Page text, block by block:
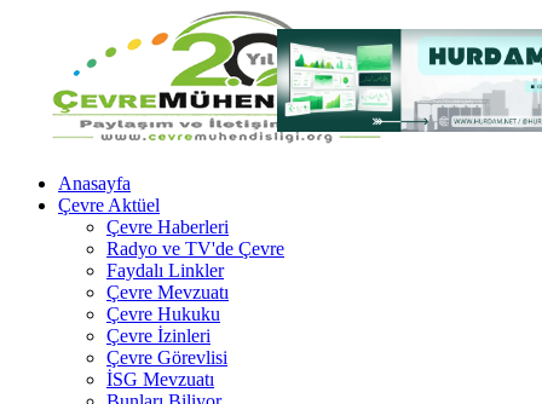
Anasayfa
Çevre Aktüel
Çevre Haberleri
Radyo ve TV'de Çevre
Faydalı Linkler
Çevre Mevzuatı
Çevre Hukuku
Çevre İzinleri
Çevre Görevlisi
İSG Mevzuatı